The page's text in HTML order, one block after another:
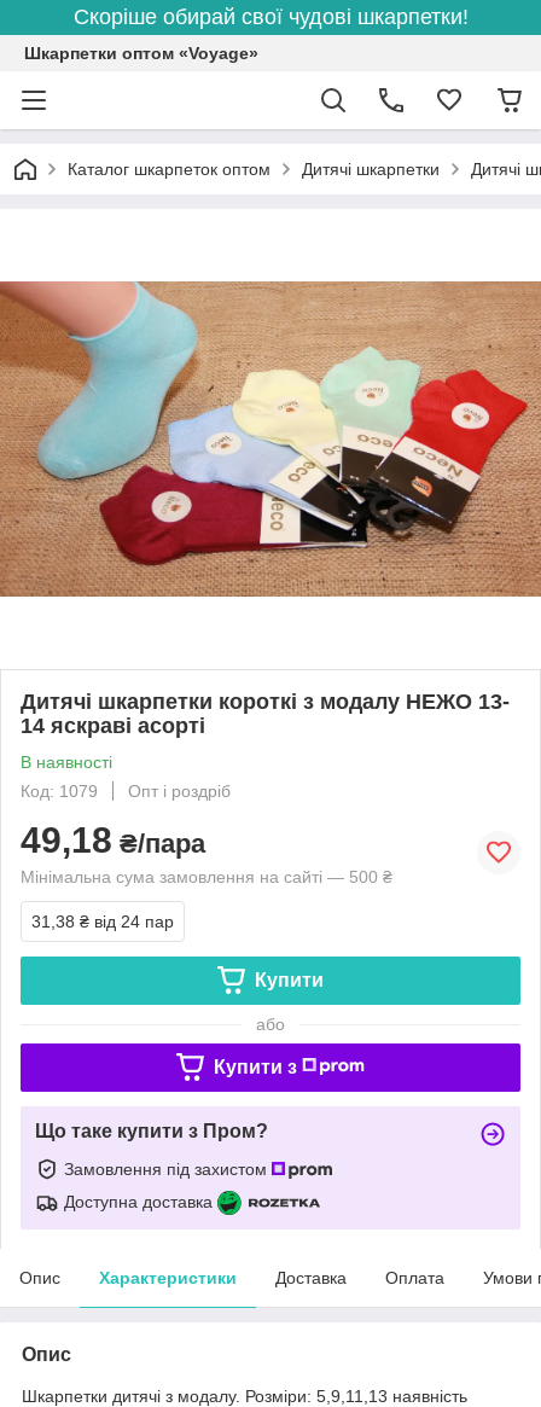
Скоріше обирай свої чудові шкарпетки!
Шкарпетки оптом «Voyage»
Каталог шкарпеток оптом Дитячі шкарпетки Дитячі
Дитячі шкарпетки короткі з модалу НЕЖО 13-
14 яскраві асорті
В наявності
Код: 1079
Опт і роздріб
49,18 ₴/пара
Мінімальна сума замовлення на сайті — 500 ₴
31,38 ₴ від 24 пар
Купити
або
Купити з
Що таке купити з Пром?
Замовлення під захистом
Доступна доставка
Опис Характеристики Доставка Оплата Умови
Опис
Шкарпетки дитячі з модалу. Розміри: 5,9,11,13 наявність